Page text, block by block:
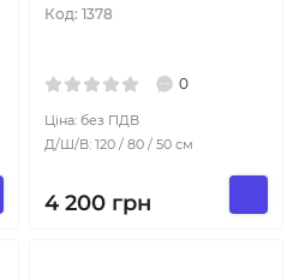
Код: 1378
0
Ціна: без ПДВ
Д/Ш/В: 120 / 80 / 50 см
4 200 грн